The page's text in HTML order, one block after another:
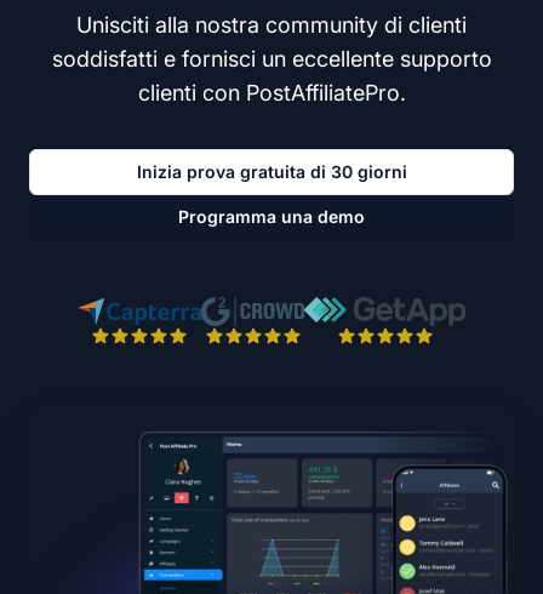
Unisciti alla nostra community di clienti
soddisfatti e fornisci un eccellente supporto
clienti con PostAffiliatePro.
Inizia prova gratuita di 30 giorni
Programma una demo